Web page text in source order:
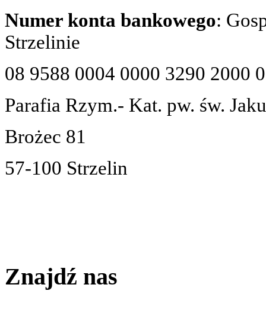
Numer konta bankowego:
Strzelinie
08 9588 0004 0000 3290 2000
Parafia Rzym.- Kat. pw. św.
Brożec 81
57-100 Strzelin
Znajdź nas